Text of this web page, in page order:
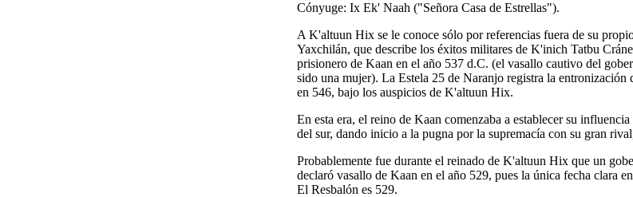
Cónyuge: Ix Ek' Naah ("Señora Casa de Estrellas").
A K'altuun Hix se le conoce sólo por referencias fuera de su
Yaxchilán, que describe los éxitos militares de K'inich Tatbu
prisionero de Kaan en el año 537 d.C. (el vasallo cautivo del
sido una mujer). La Estela 25 de Naranjo registra la
en 546, bajo los auspicios de K'altuun Hix.
En esta era, el reino de Kaan comenzaba a establecer su influencia
del sur, dando inicio a la pugna por la supremacía con su gran
Probablemente fue durante el reinado de K'altuun Hix que un
declaró vasallo de Kaan en el año 529, pues la única fecha clara
El Resbalón es 529.